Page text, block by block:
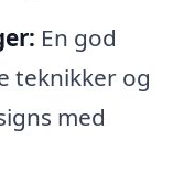
En god
teknikker og
med